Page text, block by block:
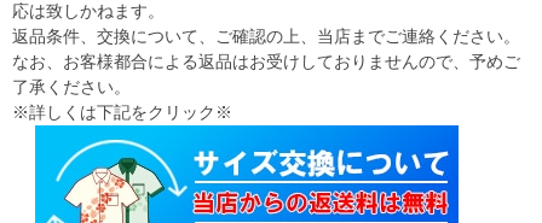
応は致しかねます。
返品条件、交換について、ご確認の上、当店までご連絡ください。
なお、お客様都合による返品はお受けしておりませんので、予めご
了承ください。
※詳しくは下記をクリック※